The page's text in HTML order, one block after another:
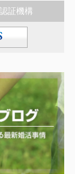
証機構